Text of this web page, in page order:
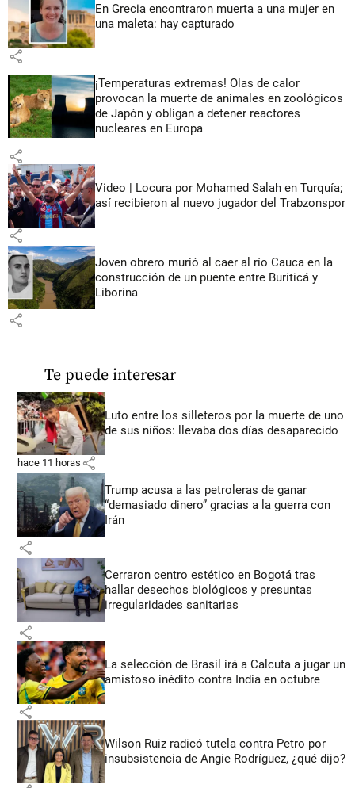
En Grecia encontraron muerta a una mujer en
una maleta: hay capturado
share
¡Temperaturas extremas! Olas de calor
provocan la muerte de animales en zoológicos
de Japón y obligan a detener reactores
nucleares en Europa
share
Video | Locura por Mohamed Salah en Turquía;
así recibieron al nuevo jugador del Trabzonspor
share
Joven obrero murió al caer al río Cauca en la
construcción de un puente entre Buriticá y
Liborina
share
Te puede interesar
Luto entre los silleteros por la muerte de uno
de sus niños: llevaba dos días desaparecido
hace 11 horas share
Trump acusa a las petroleras de ganar
“demasiado dinero” gracias a la guerra con
Irán
share
Cerraron centro estético en Bogotá tras
hallar desechos biológicos y presuntas
irregularidades sanitarias
share
La selección de Brasil irá a Calcuta a jugar un
amistoso inédito contra India en octubre
share
Wilson Ruiz radicó tutela contra Petro por
insubsistencia de Angie Rodríguez, ¿qué dijo?